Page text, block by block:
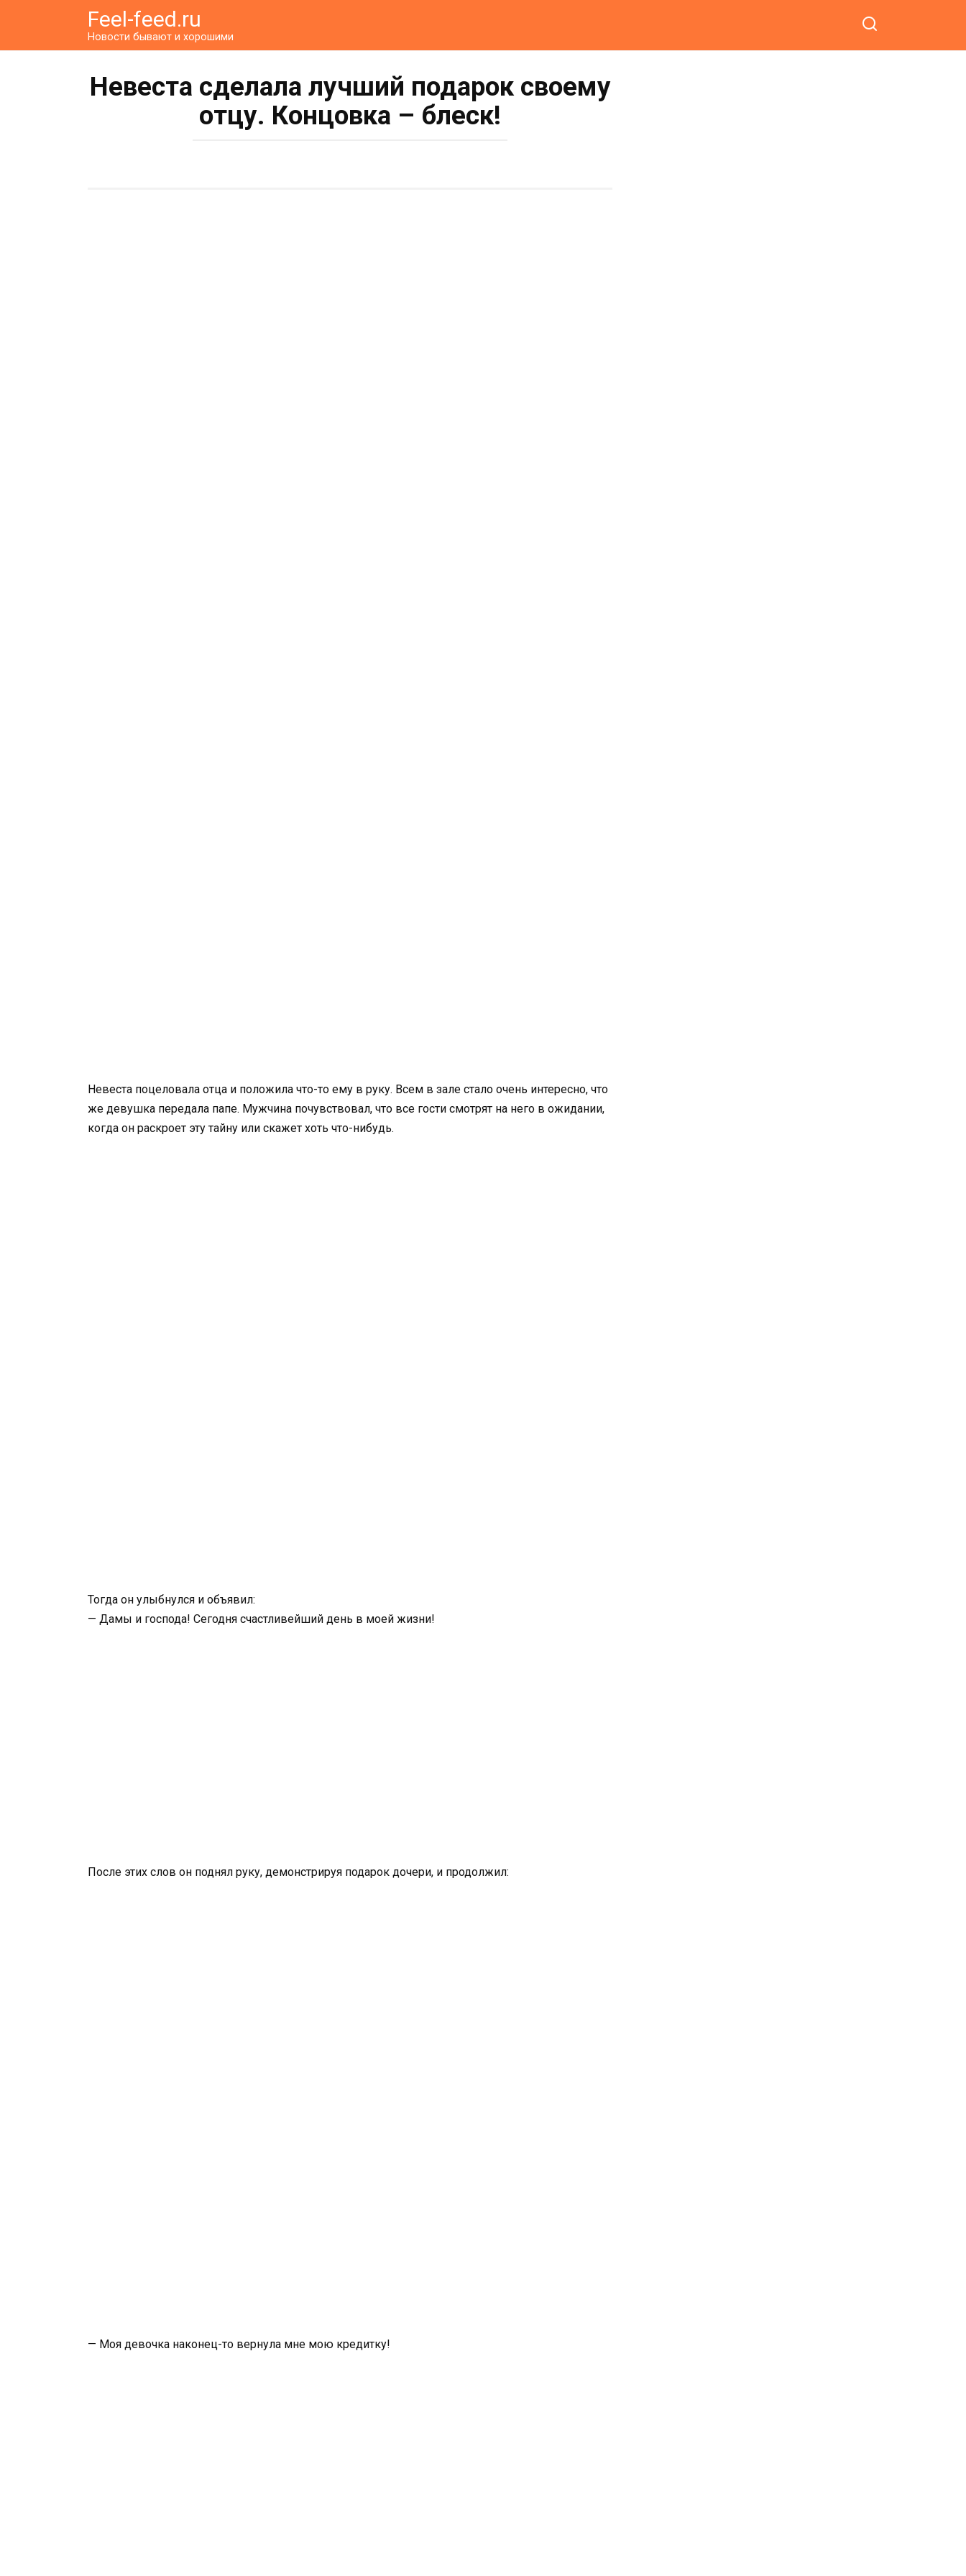
Feel-feed.ru
Новости бывают и хорошими
Невеста сделала лучший подарок своему
отцу. Концовка – блеск!
Невеста поцеловала отца и положила что-то ему в руку. Всем в зале стало очень интересно, что
же девушка передала папе. Мужчина почувствовал, что все гости смотрят на него в ожидании,
когда он раскроет эту тайну или скажет хоть что-нибудь.
Тогда он улыбнулся и объявил:
— Дамы и господа! Сегодня счастливейший день в моей жизни!
После этих слов он поднял руку, демонстрируя подарок дочери, и продолжил:
— Моя девочка наконец-то вернула мне мою кредитку!